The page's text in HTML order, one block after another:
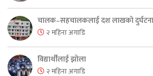
चालक–सहचालकलाई दश लाखको दुर्घटना
२ महिना अगाडि
विद्यार्थीलाई झोला
२ महिना अगाडि